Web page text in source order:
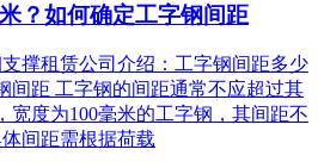
？如何确定工字钢间距
支撑租赁公司介绍：工字钢间距多少
间距 工字钢的间距通常不应超过其
宽度为100毫米的工字钢，其间距不
间距需根据荷载